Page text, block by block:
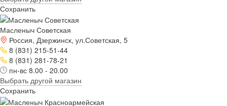
Сохранить
Масленыч Советская
Россия, Дзержинск, ул.Советская, 5
8 (831) 215-51-44
8 (831) 281-78-21
пн-вс 8.00 - 20.00
Выбрать другой магазин
Сохранить